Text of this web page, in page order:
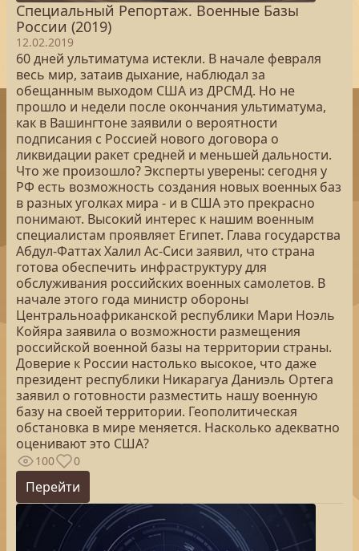
Специальный Репортаж. Военные Базы
России (2019)
12.02.2019
60 дней ультиматума истекли. В начале февраля
весь мир, затаив дыхание, наблюдал за
обещанным выходом США из ДРСМД. Но не
прошло и недели после окончания ультиматума,
как в Вашингтоне заявили о вероятности
подписания с Россией нового договора о
ликвидации ракет средней и меньшей дальности.
Что же произошло? Эксперты уверены: сегодня у
РФ есть возможность создания новых военных баз
в разных уголках мира - и в США это прекрасно
понимают. Высокий интерес к нашим военным
специалистам проявляет Египет. Глава государства
Абдул-Фаттах Халил Ас-Сиси заявил, что страна
готова обеспечить инфраструктуру для
обслуживания российских военных самолетов. В
начале этого года министр обороны
Центральноафриканской республики Мари Ноэль
Койяра заявила о возможности размещения
российской военной базы на территории страны.
Доверие к России настолько высокое, что даже
президент республики Никарагуа Даниэль Ортега
заявил о готовности разместить нашу военную
базу на своей территории. Геополитическая
обстановка в мире меняется. Насколько адекватно
оценивают это США?
100 0
Перейти